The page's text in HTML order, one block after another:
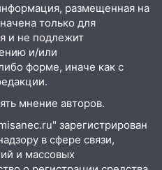
по Ульяновску:
деревья,
остановившиеся
крупный град:
уходит под
на контроль
на улице
размещенная на
только для
и не подлежит
и/или
форме, иначе как с
мнение авторов.
зарегистрирован
в сфере связи,
и массовых